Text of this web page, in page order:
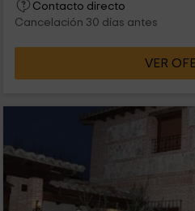
Contacto directo
Cancelación 30 días antes
VER